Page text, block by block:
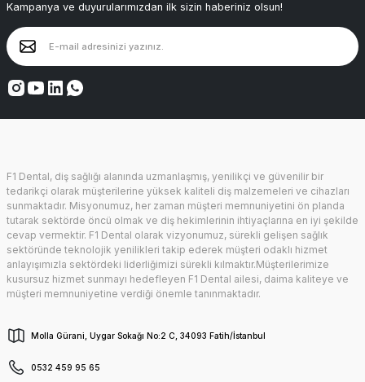
Kampanya ve duyurularımızdan ilk sizin haberiniz olsun!
F1 Dental, diş sağlığı alanında uzmanlaşmış, yenilikçi ve güvenilir bir
tedarikçi olarak müşterilerine yüksek kaliteli diş malzemeleri ve cihazları
sunmaktadır. Misyonumuz, her zaman müşteri memnuniyetini ön planda
tutarak sektörde öncü olmak ve diş hekimlerinin ihtiyaçlarına en iyi şekilde
cevap vermektir. F1 Dental olarak vizyonumuz, sürekli gelişen sağlık
sektöründe teknolojik yenilikleri takip ederek müşteri odaklı hizmet
anlayışımızla sektördeki liderliğimizi sürekli kılmaktır.Müşterilerimize
kusursuz hizmet sunmayı hedefleyen F1 Dental ailesi, daima kaliteye ve
müşteri memnuniyetine verdiği önemle tanınmaktadır.
Molla Gürani, Uygar Sokağı No:2 C, 34093 Fatih/İstanbul
0532 459 95 65